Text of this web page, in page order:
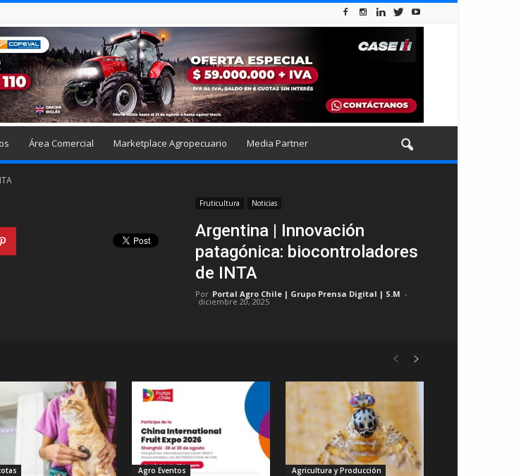
Área Comercial Marketplace Agropecuario Media Partner
Fruticultura Noticias
Argentina | Innovación
patagónica: biocontroladores
de INTA
Por Portal Agro Chile | Grupo Prensa Digital | S.M -
diciembre 20, 2025
Agro Eventos Agricultura y Producción